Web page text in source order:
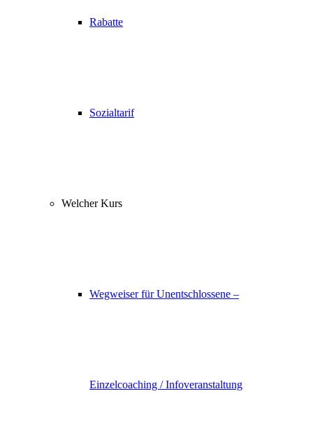
Rabatte
Sozialtarif
Welcher Kurs
Wegweiser für Unentschlossene –
Einzelcoaching / Infoveranstaltung